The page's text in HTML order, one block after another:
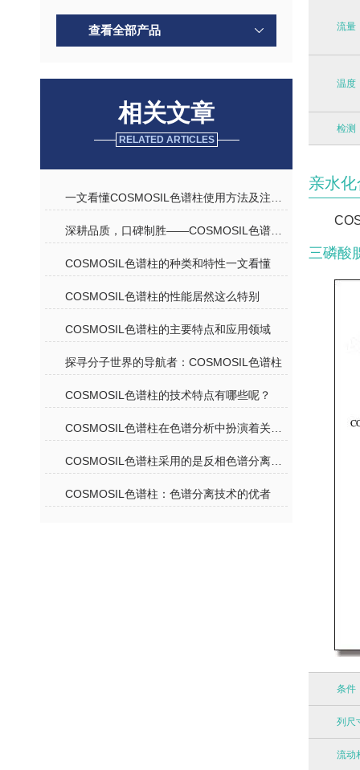
查看全部产品
相关文章
RELATED ARTICLES
COSMOSIL色谱柱的种类和特性一文看懂
COSMOSIL色谱柱的性能居然这么特别
COSMOSIL色谱柱的主要特点和应用领域
探寻分子世界的导航者：COSMOSIL色谱柱
COSMOSIL色谱柱的技术特点有哪些呢？
COSMOSIL色谱柱：色谱分离技术的优者
流量
温度
检测
亲水
三磷酸
条件
列尺
流动